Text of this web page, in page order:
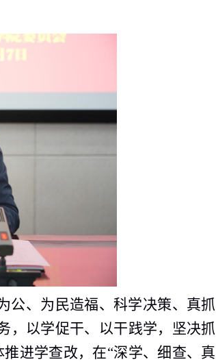
公、为民造福、科学决策、真抓
，以学促干、以干践学，坚决抓
进学查改，在“深学、细查、真